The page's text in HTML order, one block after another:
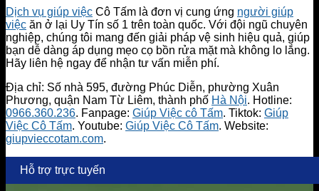
Dịch vụ giúp việc Cô Tấm là đơn vị cung ứng người giúp
việc ăn ở lại Uy Tín số 1 trên toàn quốc. Với đội ngũ chuyên
nghiệp, chúng tôi mang đến giải pháp vệ sinh hiệu quả, giúp
bạn dễ dàng áp dụng mẹo cọ bồn rửa mặt mà không lo lắng.
Hãy liên hệ ngay để nhận tư vấn miễn phí.
Địa chỉ: Số nhà 595, đường Phúc Diễn, phường Xuân
Phương, quận Nam Từ Liêm, thành phố Hà Nội. Hotline:
0966.360.236. Fanpage: Giúp Việc cô Tấm. Tiktok: Giúp
Việc Cô Tấm. Youtube: Giúp Việc Cô Tấm. Website:
giupvieccotam.com.
Hỗ trợ trực tuyến